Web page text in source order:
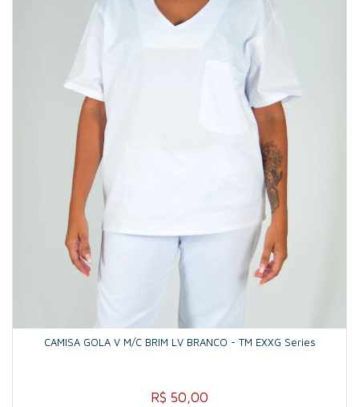
CAMISA GOLA V M/C BRIM LV BRANCO - TM EXXG Series
R$ 50,00